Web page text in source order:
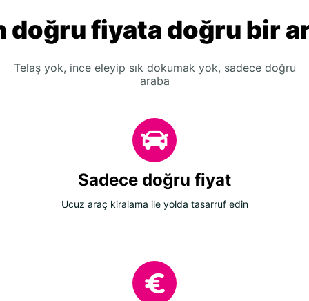
doğru fiyata doğru bir
Telaş yok, ince eleyip sık dokumak yok, sadece doğru
araba
Sadece doğru fiyat
Ucuz araç kiralama ile yolda tasarruf edin